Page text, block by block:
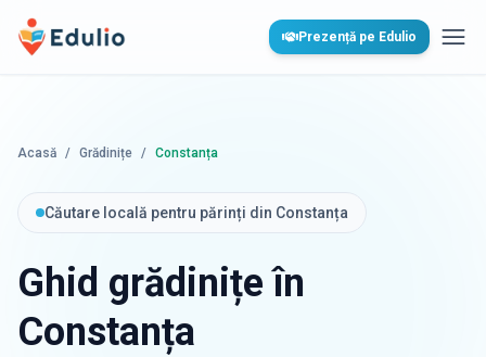
Edulio Prezență pe Edulio
Acasă / Grădinițe / Constanța
Căutare locală pentru părinți din Constanța
Ghid grădinițe în
Constanța